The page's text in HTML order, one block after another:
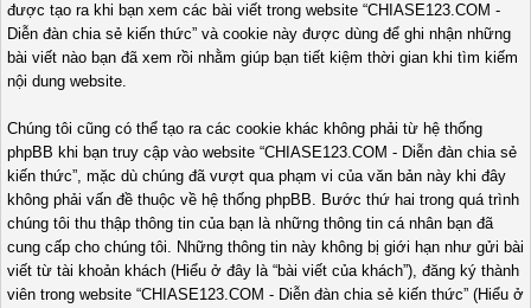
được tạo ra khi bạn xem các bài viết trong website “CHIASE123.COM -
Diễn đàn chia sẻ kiến thức” và cookie này được dùng để ghi nhận những
bài viết nào bạn đã xem rồi nhằm giúp bạn tiết kiệm thời gian khi tìm kiếm
nội dung website.
Chúng tôi cũng có thể tạo ra các cookie khác không phải từ hệ thống
phpBB khi bạn truy cập vào website “CHIASE123.COM - Diễn đàn chia sẻ
kiến thức”, mặc dù chúng đã vượt qua phạm vi của văn bản này khi đây
không phải vấn đề thuộc về hệ thống phpBB. Bước thứ hai trong quá trình
chúng tôi thu thập thông tin của bạn là những thông tin cá nhân bạn đã
cung cấp cho chúng tôi. Những thông tin này không bị giới hạn như gửi bài
viết từ tài khoản khách (Hiểu ở đây là “bài viết của khách”), đăng ký thành
viên trong website “CHIASE123.COM - Diễn đàn chia sẻ kiến thức” (Hiểu ở